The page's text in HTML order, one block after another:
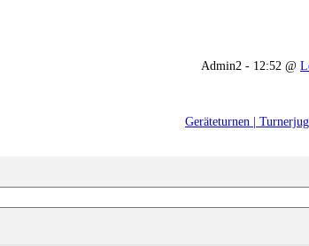
Admin2 - 12:52 @
Geräteturnen |